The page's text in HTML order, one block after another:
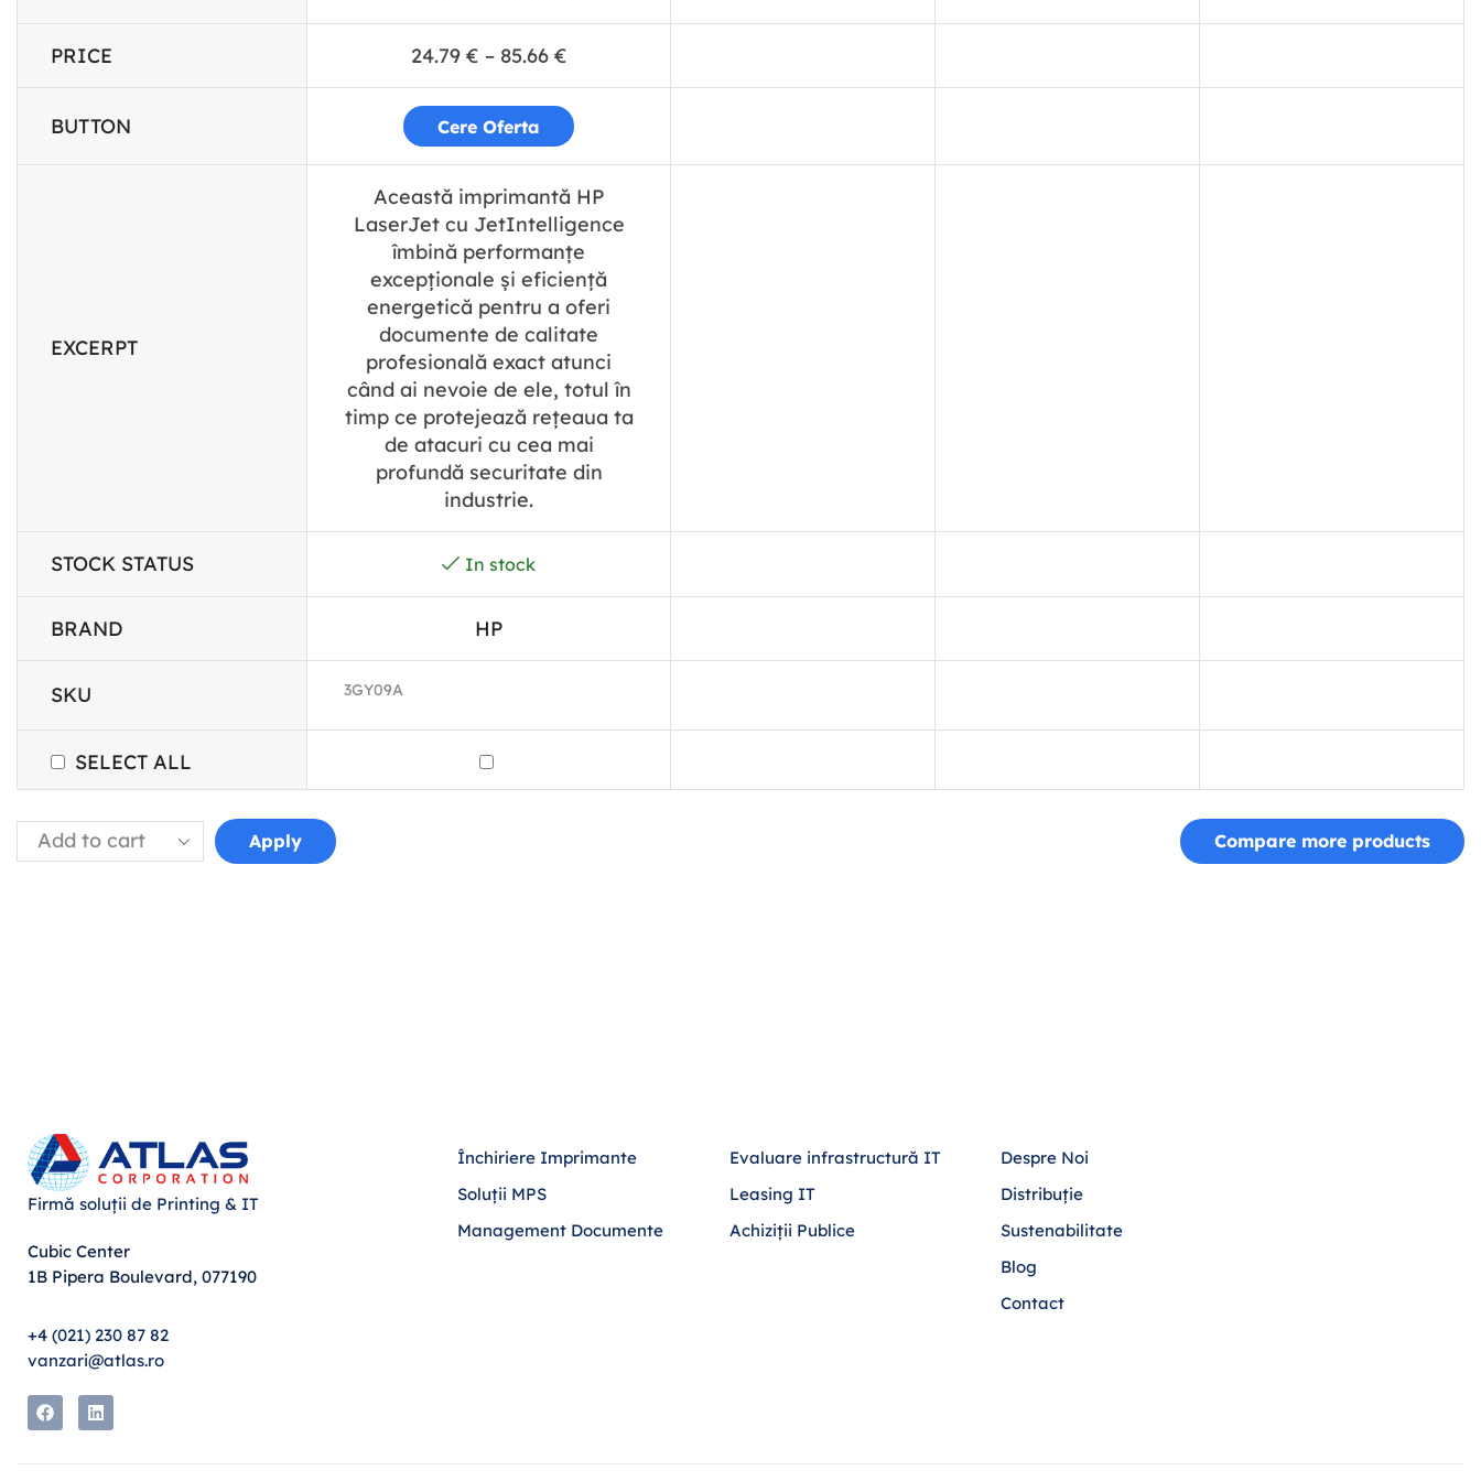
PRICE 24.79 € – 85.66 €
BUTTON Cere Oferta
EXCERPT
Această imprimantă HP
LaserJet cu JetIntelligence
îmbină performanțe
excepționale și eficiență
energetică pentru a oferi
documente de calitate
profesională exact atunci
când ai nevoie de ele, totul în
timp ce protejează rețeaua ta
de atacuri cu cea mai
profundă securitate din
industrie.
STOCK STATUS In stock
BRAND HP
SKU 3GY09A
SELECT ALL
Apply Compare more products
Firmă soluții de Printing & IT
Cubic Center
1B Pipera Boulevard, 077190
+4 (021) 230 87 82
vanzari@atlas.ro
Închiriere Imprimante
Soluții MPS
Management Documente
Evaluare infrastructură IT
Leasing IT
Achiziții Publice
Despre Noi
Distribuție
Sustenabilitate
Blog
Contact